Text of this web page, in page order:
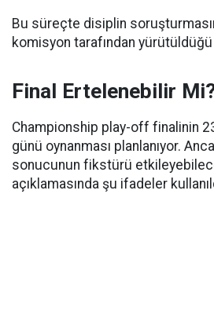
Bu süreçte disiplin
komisyon tarafından yürütüldüğü
Final Ertelenebilir
Championship play-off finalinin
günü oynanması planlanıyor.
sonucunun fikstürü
açıklamasında şu ifadeler